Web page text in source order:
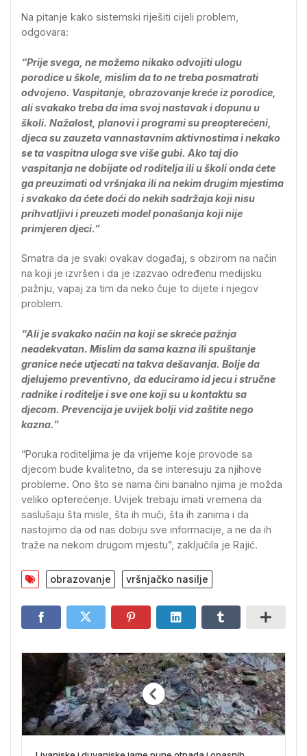
Na pitanje kako sistemski riješiti cijeli problem,
odgovara:
“Prije svega, ne možemo nikako odvojiti ulogu
porodice u škole, mislim da to ne treba posmatrati
odvojeno. Vaspitanje, obrazovanje kreće iz porodice,
ali svakako treba da ima svoj nastavak i dopunu u
školi. Nažalost, planovi i programi su preopterećeni,
djeca su zauzeta vannastavnim aktivnostima i nekako
se ta vaspitna uloga sve više gubi. Ako taj dio
vaspitanja ne dobijate od roditelja ili u školi onda ćete
ga preuzimati od vršnjaka ili na nekim drugim mjestima
i svakako da ćete doći do nekih sadržaja koji nisu
prihvatljivi i preuzeti model ponašanja koji nije
primjeren djeci.”
Smatra da je svaki ovakav događaj, s obzirom na način
na koji je izvršen i da je izazvao određenu medijsku
pažnju, vapaj za tim da neko čuje to dijete i njegov
problem.
“Ali je svakako način na koji se skreće pažnja
neadekvatan. Mislim da sama kazna ili spuštanje
granice neće utjecati na takva dešavanja. Bolje da
djelujemo preventivno, da educiramo id jecu i stručne
radnike i roditelje i sve one koji su u kontaktu sa
djecom. Prevencija je uvijek bolji vid zaštite nego
kazna.”
“Poruka roditeljima je da vrijeme koje provode sa
djecom bude kvalitetno, da se interesuju za njihove
probleme. Ono što se nama čini banalno njima je možda
veliko opterećenje. Uvijek trebaju imati vremena da
saslušaju šta misle, šta ih muči, šta ih zanima i da
nastojimo da od nas dobiju sve informacije, a ne da ih
traže na nekom drugom mjestu”, zaključila je Rajić.
obrazovanje vršnjačko nasilje